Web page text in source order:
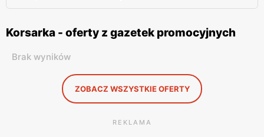
Korsarka - oferty z gazetek promocyjnych
Brak wyników
ZOBACZ WSZYSTKIE OFERTY
REKLAMA